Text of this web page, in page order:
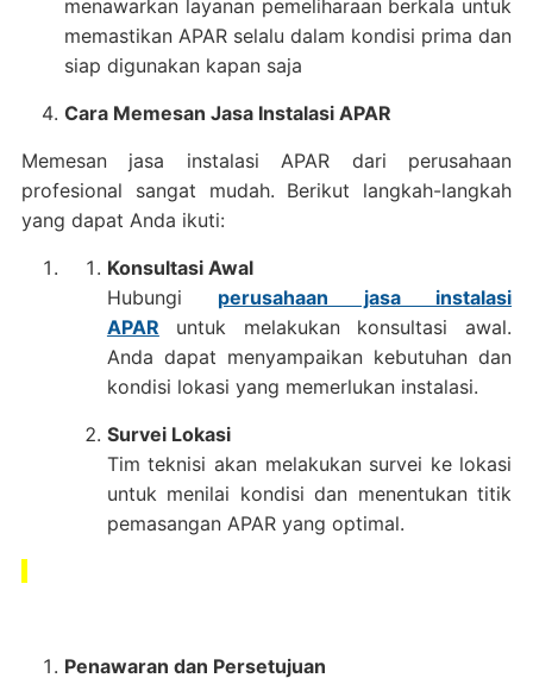
menawarkan layanan pemeliharaan berkala untuk
memastikan APAR selalu dalam kondisi prima dan
siap digunakan kapan saja
Cara Memesan Jasa Instalasi APAR
Memesan jasa instalasi APAR dari perusahaan
profesional sangat mudah. Berikut langkah-langkah
yang dapat Anda ikuti:
Konsultasi Awal
Hubungi perusahaan jasa instalasi
APAR
untuk melakukan konsultasi awal.
Anda dapat menyampaikan kebutuhan dan
kondisi lokasi yang memerlukan instalasi.
Survei Lokasi
Tim teknisi akan melakukan survei ke lokasi
untuk menilai kondisi dan menentukan titik
pemasangan APAR yang optimal.
Penawaran dan Persetujuan